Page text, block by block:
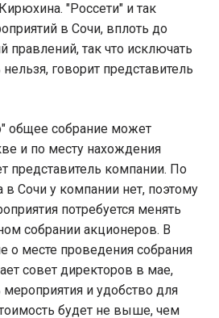
"Россети" и так
в Сочи, вплоть до
правлений, так что исключать
говорит представитель
общее собрание может
и по месту нахождения
представитель компании. По
в Сочи у компании нет, поэтому
потребуется менять
собрании акционеров. В
о месте проведения собрания
совет директоров в мае,
и удобство для
будет не выше, чем